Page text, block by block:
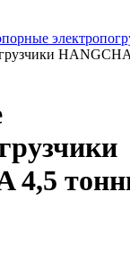
4,5